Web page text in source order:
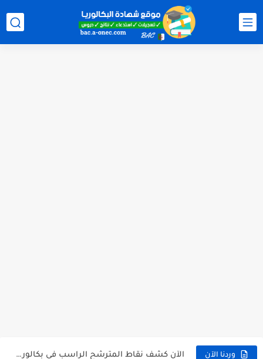
وردنا الآن موقع سحب كشف نقاط بكالوريا 2026 للناجحين bac.onec.dz